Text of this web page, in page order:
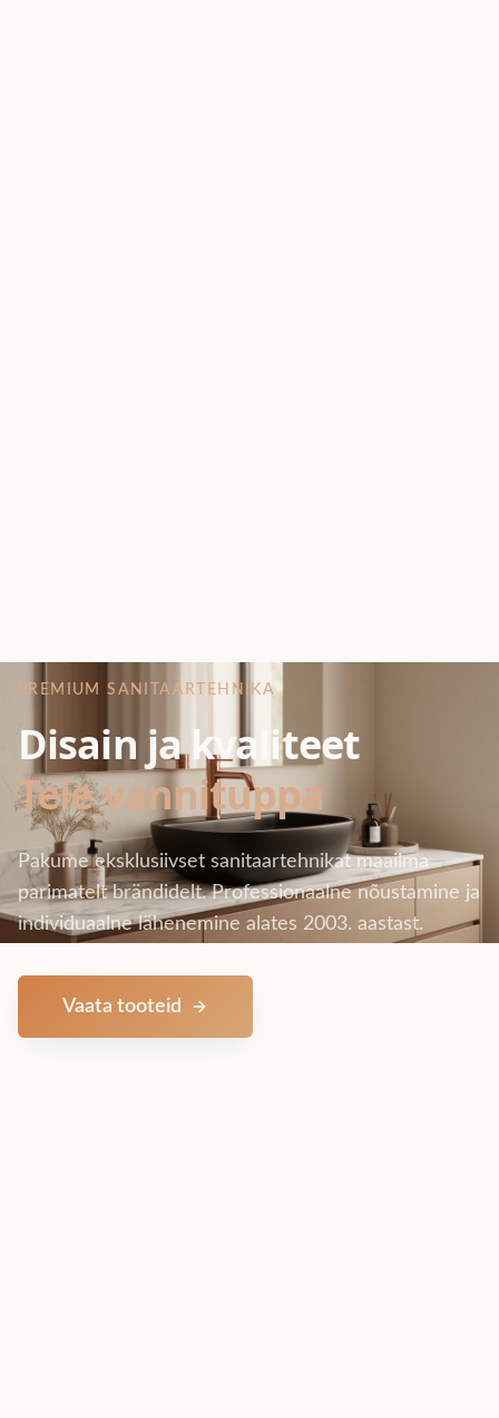
PREMIUM SANITAARTEHNIKA
Disain ja kvaliteet
Teie vannituppa
Pakume eksklusiivset sanitaartehnikat maailma
parimatelt brändidelt. Professionaalne nõustamine ja
individuaalne lähenemine alates 2003. aastast.
Vaata tooteid